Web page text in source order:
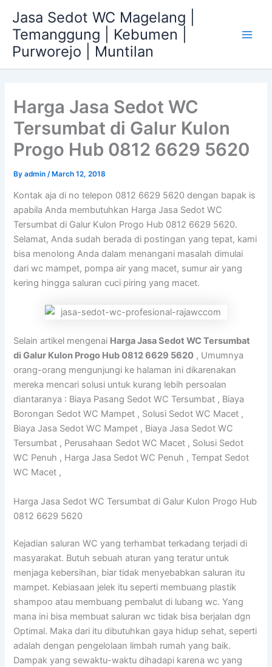
content
Jasa Sedot WC Magelang |
Temanggung | Kebumen |
Purworejo | Muntilan
Harga Jasa Sedot WC
Tersumbat di Galur Kulon
Progo Hub 0812 6629 5620
Byadmin/ March 12, 2018
Kontak aja di no telepon 0812 6629 5620 dengan bapak is
apabila Anda membutuhkan Harga Jasa Sedot WC
Tersumbat di Galur Kulon Progo Hub 0812 6629 5620.
Selamat, Anda sudah berada di postingan yang tepat, kami
bisa menolong Anda dalam menangani masalah dimulai
dari wc mampet, pompa air yang macet, sumur air yang
kering hingga saluran cuci piring yang macet.
Selain artikel mengenai Harga Jasa Sedot WC Tersumbat
di Galur Kulon Progo Hub 0812 6629 5620 , Umumnya
orang-orang mengunjungi ke halaman ini dikarenakan
mereka mencari solusi untuk kurang lebih persoalan
diantaranya : Biaya Pasang Sedot WC Tersumbat , Biaya
Borongan Sedot WC Mampet , Solusi Sedot WC Macet ,
Biaya Jasa Sedot WC Mampet , Biaya Jasa Sedot WC
Tersumbat , Perusahaan Sedot WC Macet , Solusi Sedot
WC Penuh , Harga Jasa Sedot WC Penuh , Tempat Sedot
WC Macet ,
Harga Jasa Sedot WC Tersumbat di Galur Kulon Progo Hub
0812 6629 5620
Kejadian saluran WC yang terhambat terkadang terjadi di
masyarakat. Butuh sebuah aturan yang teratur untuk
menjaga kebersihan, biar tidak menyebabkan saluran itu
mampet. Kebiasaan jelek itu seperti membuang plastik
shampoo atau membuang pembalut di lubang wc. Yang
mana ini bisa membuat saluran wc tidak bisa berjalan dgn
Optimal. Maka dari itu dibutuhkan gaya hidup sehat, seperti
adalah dengan pengelolaan limbah rumah yang baik.
Dampak yang sewaktu-waktu dihadapi karena wc yang